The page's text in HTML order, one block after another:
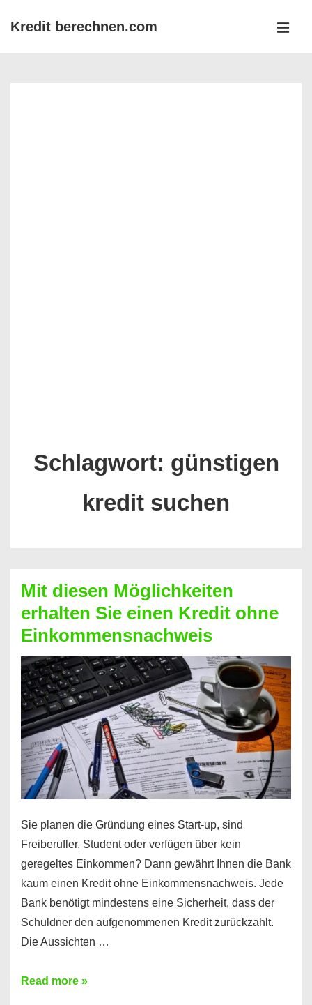
ZumKredit berechnen.com
Schlagwort: günstigen
kredit suchen
Mit diesen Möglichkeiten
erhalten Sie einen Kredit ohne
Einkommensnachweis
Sie planen die Gründung eines Start-up, sind
Freiberufler, Student oder verfügen über kein
geregeltes Einkommen? Dann gewährt Ihnen die Bank
kaum einen Kredit ohne Einkommensnachweis. Jede
Bank benötigt mindestens eine Sicherheit, dass der
Schuldner den aufgenommenen Kredit zurückzahlt.
Die Aussichten …
Mit
Read more »